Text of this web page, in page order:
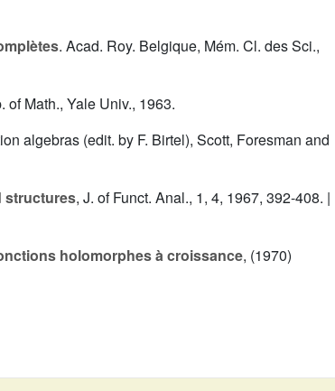
. Acad. Roy. Belgique, Mém. Cl. des Sci.,
of Math., Yale Univ., 1963.
algebras (edit. by F. Birtel), Scott, Foresman and
structures, J. of Funct. Anal., 1, 4, 1967, 392-408. |
holomorphes à croissance, (1970)